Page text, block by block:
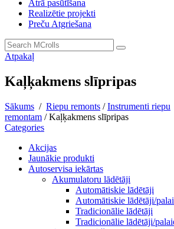
Ātrā pasūtīšana
Realizētie projekti
Preču Atgriešana
Atpakaļ
Kaļķakmens slīpripas
Sākums / Riepu remonts /Instrumenti riepu
remontam /Kaļķakmens slīpripas
Categories
Akcijas
Jaunākie produkti
Autoservisa iekārtas
Akumulatoru lādētāji
Automātiskie lādētāji
Automātiskie lādētāji/
Tradicionālie lādētāji
Tradicionālie lādētāji/